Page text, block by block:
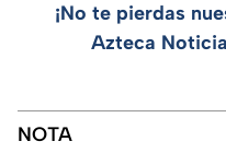
¡No te pierdas
Azteca
NOTA